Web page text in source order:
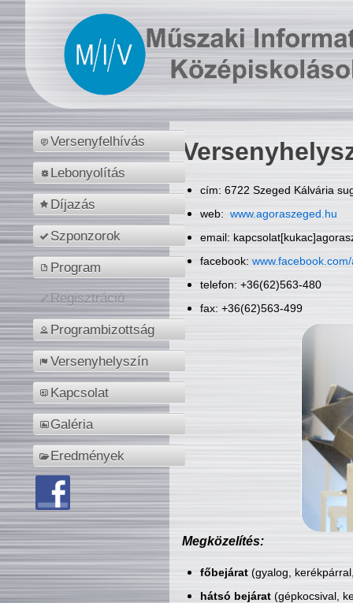
Versenyfelhívás
Lebonyolítás
Díjazás
Szponzorok
Program
Regisztráció
Programbizottság
Versenyhelyszín
Kapcsolat
Galéria
Eredmények
cím: 6722 Szeged Kálvária
web: www.agoraszeged.hu
email:
facebook:
telefon: +36(62)563-480
fax: +36(62)563-499
Megközelítés:
főbejárat(gyalog,
hátsó bejárat(gépkocsival,